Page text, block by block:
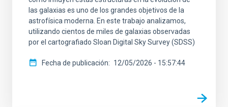
las galaxias es uno de los grandes objetivos de la
astrofísica moderna. En este trabajo analizamos,
utilizando cientos de miles de galaxias observadas
por el cartografiado Sloan Digital Sky Survey (SDSS)
Fecha de publicación 12/05/2026 - 15:57:44